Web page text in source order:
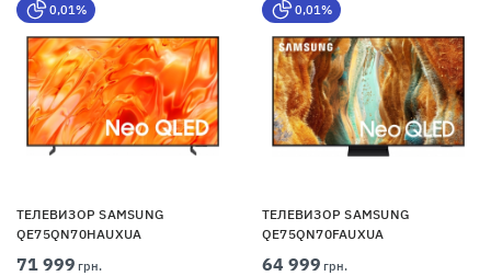
0,01%
ТЕЛЕВИЗОР SAMSUNG
QE75QN70HAUXUA
71 999 грн.
0,01%
ТЕЛЕВИЗОР SAMSUNG
QE75QN70FAUXUA
64 999 грн.